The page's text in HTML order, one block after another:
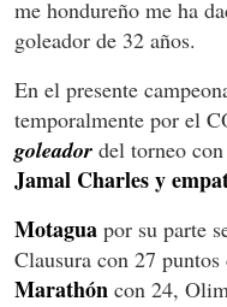
me hondureño me ha
goleador de 32 años.
En el presente
temporalmente por el
goleador del torneo
Jamal Charles y
Motagua por su parte
Clausura con 27
Marathón con 24,